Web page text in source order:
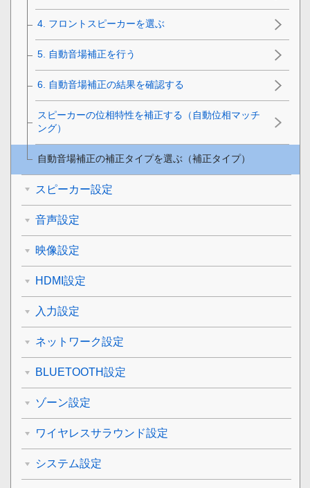
4. フロントスピーカーを選ぶ
5. 自動音場補正を行う
6. 自動音場補正の結果を確認する
スピーカーの位相特性を補正する（自動位相マッチ
ング）
自動音場補正の補正タイプを選ぶ（補正タイプ）
スピーカー設定
音声設定
映像設定
HDMI設定
入力設定
ネットワーク設定
BLUETOOTH設定
ゾーン設定
ワイヤレスサラウンド設定
システム設定